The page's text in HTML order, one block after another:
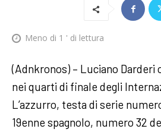
Meno di 1 ' di lettura
(Adnkronos) – Luciano Darderi
nei quarti di finale degli
L’azzurro, testa di serie
19enne spagnolo, numero 32